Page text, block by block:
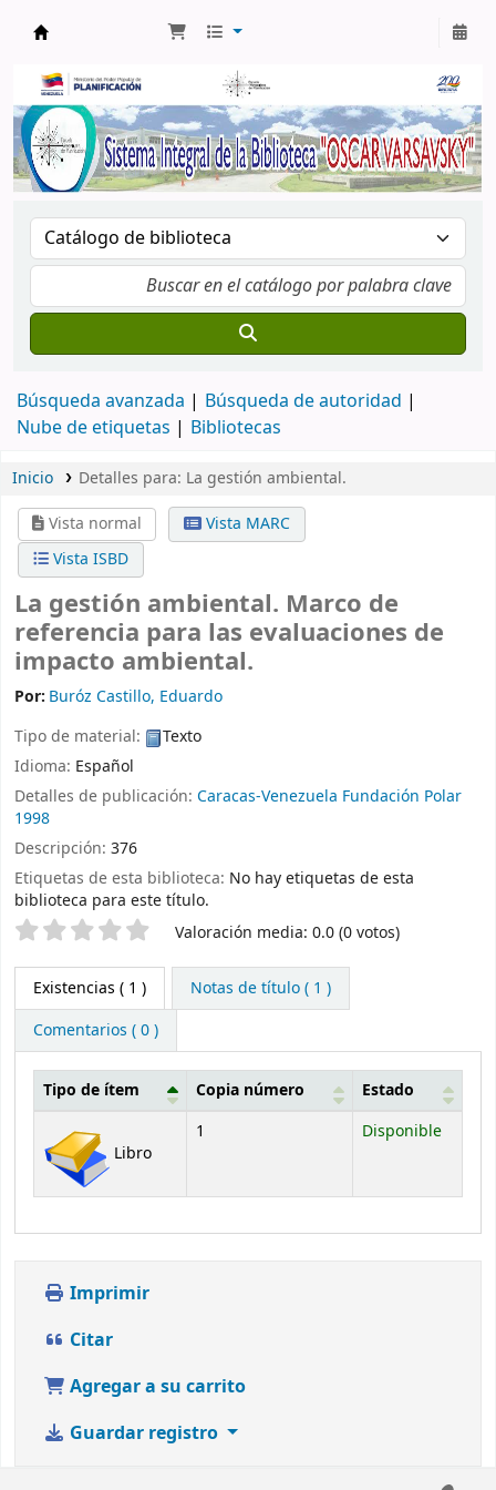
Búsqueda avanzada
Búsqueda de autoridad
Nube de etiquetas
Bibliotecas
Inicio Detalles para: La gestión ambiental.
Vista normal
Vista MARC
Vista ISBD
La gestión ambiental. Marco de
referencia para las evaluaciones de
impacto ambiental.
Por: Buróz Castillo, Eduardo
Tipo de material:
Texto
Idioma: Español
Detalles de publicación: Caracas-Venezuela Fundación Polar
1998
Descripción: 376
Etiquetas de esta biblioteca: No hay etiquetas de esta
biblioteca para este título.
Valoración Valoración media: 0.0 (0 votos)
Existencias ( 1 )
Notas de título ( 1 )
Comentarios ( 0 )
Tipo de ítem Copia número Estado
Libro
1 Disponible
Imprimir
Citar
Agregar a su carrito
Guardar registro